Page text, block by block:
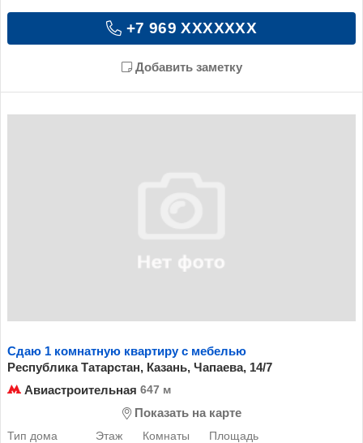
+7 969 XXXXXXX
Добавить заметку
Сдаю 1 комнатную квартиру с мебелью
Республика Татарстан, Казань, Чапаева, 14/7
Авиастроительная 647 м
Показать на карте